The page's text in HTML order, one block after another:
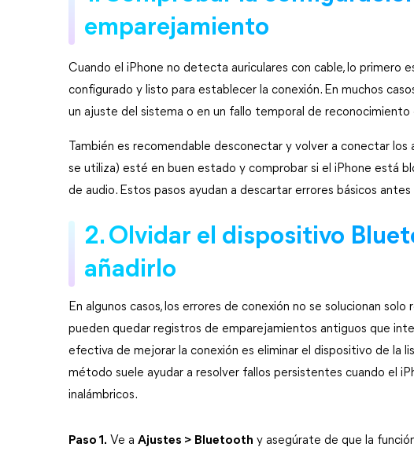
emparejamiento
Cuando el iPhone no detecta auriculares con cable, lo primero
configurado y listo para establecer la conexión. En muchos
un ajuste del sistema o en un fallo temporal de
También es recomendable desconectar y volver a conectar los
se utiliza) esté en buen estado y comprobar si el iPhone está
de audio. Estos pasos ayudan a descartar errores básicos
2. Olvidar el dispositivo
añadirlo
En algunos casos, los errores de conexión no se solucionan
pueden quedar registros de emparejamientos antiguos que
efectiva de mejorar la conexión es eliminar el dispositivo de la
método suele ayudar a resolver fallos persistentes cuando el
inalámbricos.
Paso 1. Ve a Ajustes > Bluetooth y asegúrate de que la